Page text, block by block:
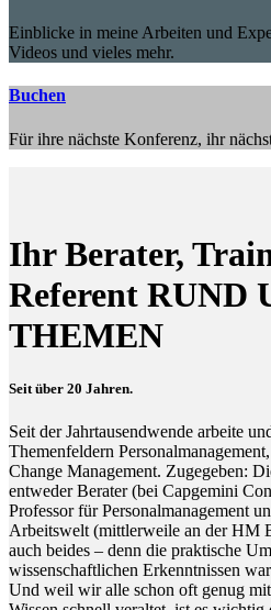
Einblicke in meine Arbeiten und
Videos und vieles mehr.
Buchen
Für ihre nächste Konferenz, ihr
Ihr Berater,
Referent RUND
THEMEN
Seit über 20 Jahren.
Seit der Jahrtausendwende arbeite
Themenfeldern
Change Management. Zugegeben:
entweder Berater (bei Capgemini
Professor für Personalmanagement
Arbeitswelt (mittlerweile an der HM
auch beides – denn die praktische
wissenschaftlichen Erkenntnissen
Und weil wir alle schon oft genug